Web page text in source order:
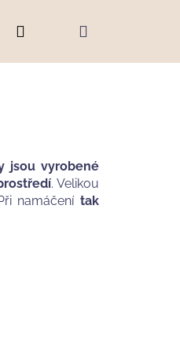
Přihlášení
jsou vyrobené
. Velikou
namáčenítak